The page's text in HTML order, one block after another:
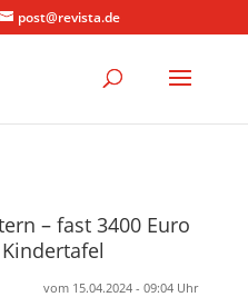
post@revista.de
– fast 3400 Euro
vom 15.04.2024 - 09:04 Uhr